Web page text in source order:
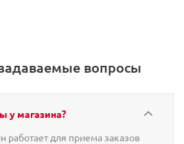
вопросы
у магазина?
работает для приема заказов